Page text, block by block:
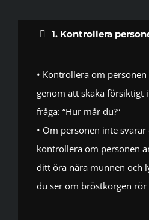
1. Kontrollera
• Kontrollera om
genom att skaka försiktigt
fråga: “Hur mår du?”
• Om personen inte
kontrollera om personen
ditt öra nära munnen och
du ser om bröstkorgen rör